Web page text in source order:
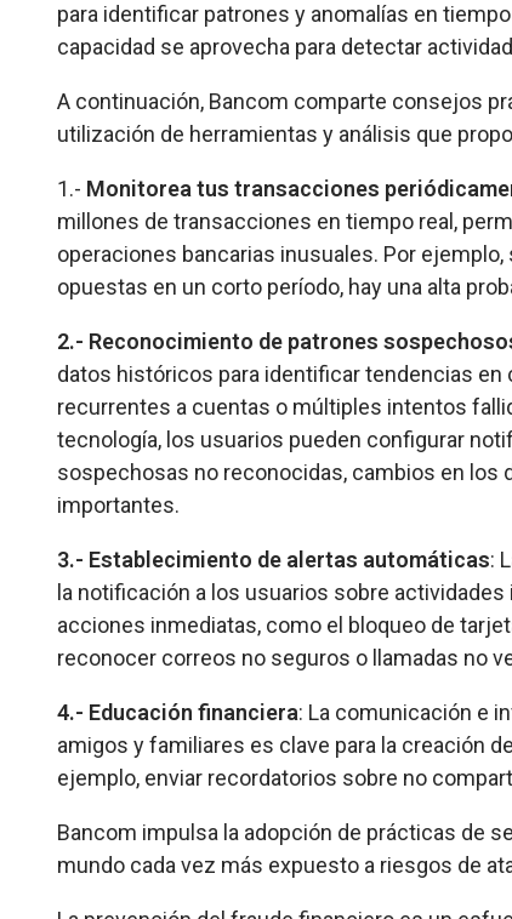
para identificar patrones y anomalías en
capacidad se aprovecha para detectar
A continuación, Bancom comparte consejos
utilización de herramientas y análisis que
1.- Monitorea tus transacciones
millones de transacciones en tiempo real,
operaciones bancarias inusuales. Por
opuestas en un corto período, hay una alta
2.- Reconocimiento de patrones
datos históricos para identificar tendencias
recurrentes a cuentas o múltiples intentos
tecnología, los usuarios pueden configurar
sospechosas no reconocidas, cambios en
importantes.
3.- Establecimiento de alertas automáticas:
la notificación a los usuarios sobre
acciones inmediatas, como el bloqueo de
reconocer correos no seguros o llamadas no
4.- Educación financiera: La comunicación e
amigos y familiares es clave para la creación
ejemplo, enviar recordatorios sobre no
Bancom impulsa la adopción de prácticas de
mundo cada vez más expuesto a riesgos de